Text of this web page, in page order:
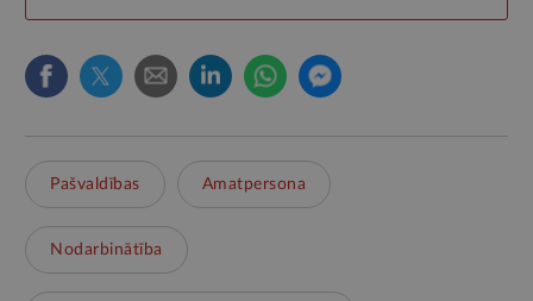
Pašvaldības Amatpersona
Nodarbinātība